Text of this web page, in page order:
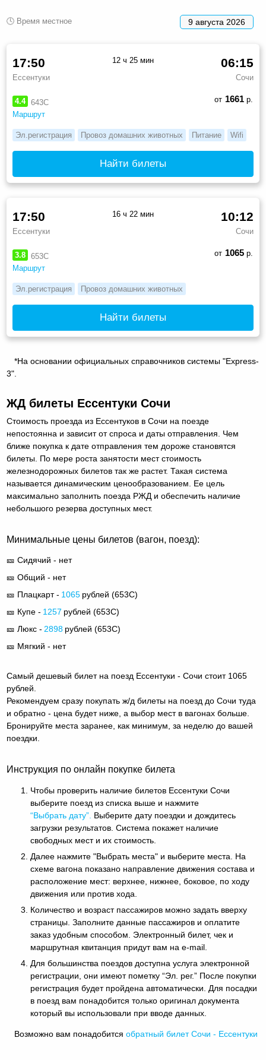
🕓 Время местное 9 августа 2026
4.4 643С
Маршрут
17:50
Ессентуки
06:15
Сочи
12 ч 25 мин
от 1661р.
Эл.регистрация Провоз домашних животных Питание Wifi
Найти билеты
3.8
653С
Маршрут
17:50
Ессентуки
10:12
Сочи
16 ч 22 мин
от 1065р.
Эл.регистрация Провоз домашних животных
Найти билеты
*На основании официальных справочников системы "Express-
3".
ЖД билеты Ессентуки Сочи
Стоимость проезда из Ессентуков в Сочи на поезде
непостоянна и зависит от спроса и даты отправления. Чем
ближе покупка к дате отправления тем дороже становятся
билеты. По мере роста занятости мест стоимость
железнодорожных билетов так же растет. Такая система
называется динамическим ценообразованием. Ее цель
максимально заполнить поезда РЖД и обеспечить наличие
небольшого резерва доступных мест.
Минимальные цены билетов (вагон, поезд):
🎫 Сидячий - нет
🎫 Общий - нет
🎫 Плацкарт - 1065 рублей (653С)
🎫 Купе - 1257 рублей (653С)
🎫 Люкс - 2898 рублей (653С)
🎫 Мягкий - нет
Самый дешевый билет на поезд Ессентуки - Сочи стоит 1065
рублей.
Рекомендуем сразу покупать ж/д билеты на поезд до Сочи туда
и обратно - цена будет ниже, а выбор мест в вагонах больше.
Бронируйте места заранее, как минимум, за неделю до вашей
поездки.
Инструкция по онлайн покупке билета
Чтобы проверить наличие билетов Ессентуки Сочи
выберите поезд из списка выше и нажмите
“Выбрать дату”. Выберите дату поездки и дождитесь
загрузки результатов. Система покажет наличие
свободных мест и их стоимость.
Далее нажмите "Выбрать места" и выберите места. На
схеме вагона показано направление движения состава и
расположение мест: верхнее, нижнее, боковое, по ходу
движения или против хода.
Количество и возраст пассажиров можно задать вверху
страницы. Заполните данные пассажиров и оплатите
заказ удобным способом. Электронный билет, чек и
маршрутная квитанция придут вам на e-mail.
Для большинства поездов доступна услуга электронной
регистрации, они имеют пометку “Эл. рег.” После покупки
регистрация будет пройдена автоматически. Для посадки
в поезд вам понадобится только оригинал документа
который вы использовали при вводе данных.
Возможно вам понадобитсяобратный билет Сочи - Ессентуки